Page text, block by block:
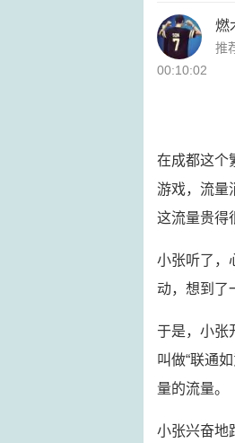
燃
推
00:10:02
在成都这个
游戏，流量
这流量贵得
小张听了，
动，想到了
于是，小张
叫做“联通
量的流量。
小张兴奋地